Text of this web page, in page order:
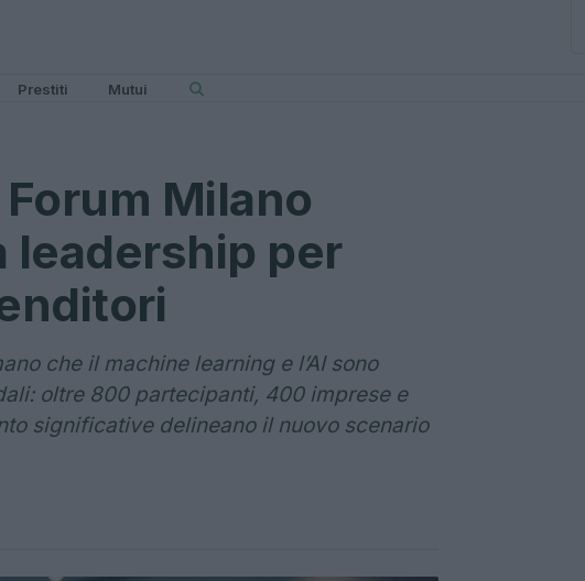
Prestiti Mutui
Milano
leadership per
che il machine learning e l’AI sono
oltre 800 partecipanti, 400 imprese e
significative delineano il nuovo scenario